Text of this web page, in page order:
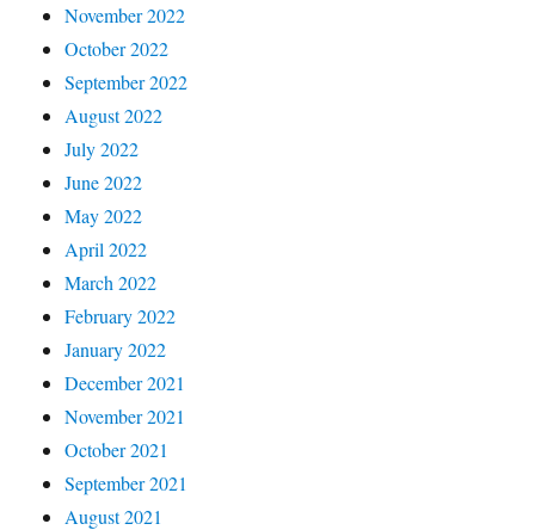
November 2022
October 2022
September 2022
August 2022
July 2022
June 2022
May 2022
April 2022
March 2022
February 2022
January 2022
December 2021
November 2021
October 2021
September 2021
August 2021